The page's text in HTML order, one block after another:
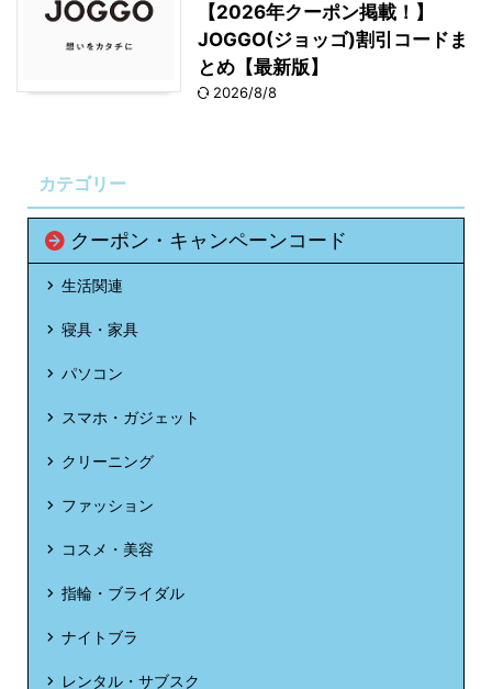
【2026年クーポン掲載！】
JOGGO(ジョッゴ)割引コードま
とめ【最新版】
2026/8/8
カテゴリー
クーポン・キャンペーンコード
生活関連
寝具・家具
パソコン
スマホ・ガジェット
クリーニング
ファッション
コスメ・美容
指輪・ブライダル
ナイトブラ
レンタル・サブスク